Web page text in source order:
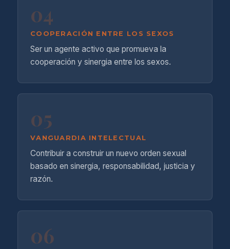
04
COOPERACIÓN ENTRE LOS SEXOS
Ser un agente activo que promueva la
cooperación y sinergia entre los sexos.
05
VANGUARDIA INTELECTUAL
Contribuir a construir un nuevo orden sexual
basado en sinergia, responsabilidad, justicia y
razón.
06